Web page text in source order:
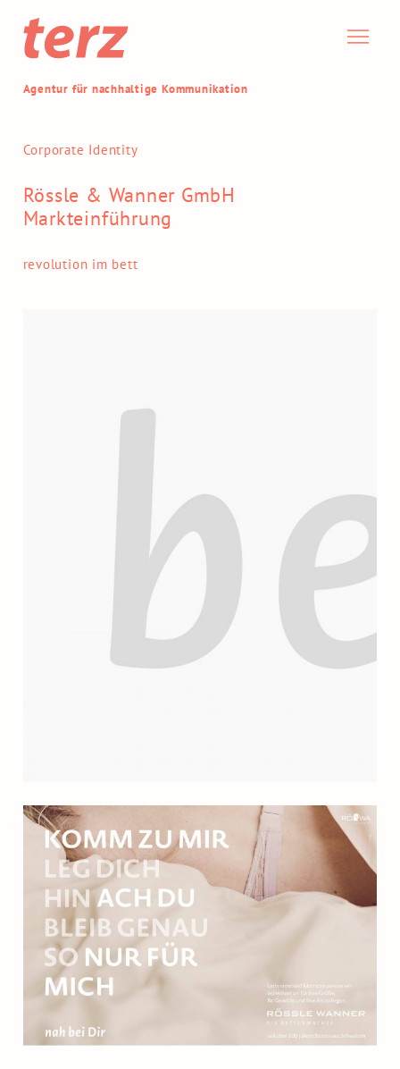
Agentur für nachhaltige Kommunikation
Corporate Identity
Rössle & Wanner GmbH
Markteinführung
revolution im bett